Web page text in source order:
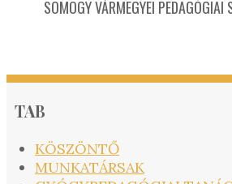
SOMOGY VÁRMEGYEI
TAB
KÖSZÖNTŐ
MUNKATÁRSAK